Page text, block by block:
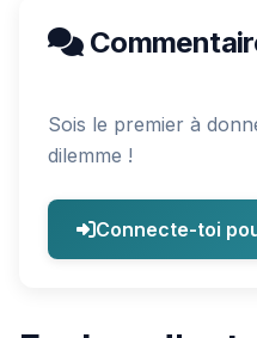
Sois le premier à
dilemme !
Connecte-toi